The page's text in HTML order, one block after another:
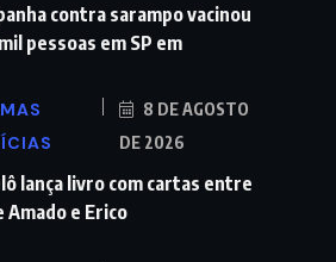
contra sarampo vacinou
pessoas em SP em
8 DE AGOSTO
DE 2026
lança livro com cartas entre
Amado e Erico